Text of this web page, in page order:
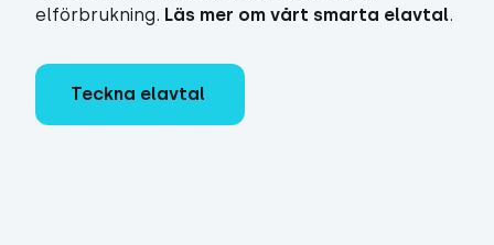
elförbrukning. Läs mer om vårt smarta elavtal.
Teckna elavtal